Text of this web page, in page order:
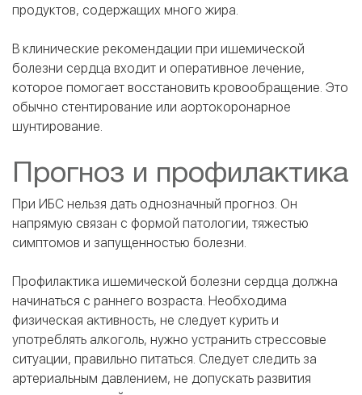
продуктов, содержащих много жира.
В клинические рекомендации при ишемической
болезни сердца входит и оперативное лечение,
которое помогает восстановить кровообращение. Это
обычно стентирование или аортокоронарное
шунтирование.
Прогноз и профилактика
При ИБС нельзя дать однозначный прогноз. Он
напрямую связан с формой патологии, тяжестью
симптомов и запущенностью болезни.
Профилактика ишемической болезни сердца должна
начинаться с раннего возраста. Необходима
физическая активность, не следует курить и
употреблять алкоголь, нужно устранить стрессовые
ситуации, правильно питаться. Следует следить за
артериальным давлением, не допускать развития